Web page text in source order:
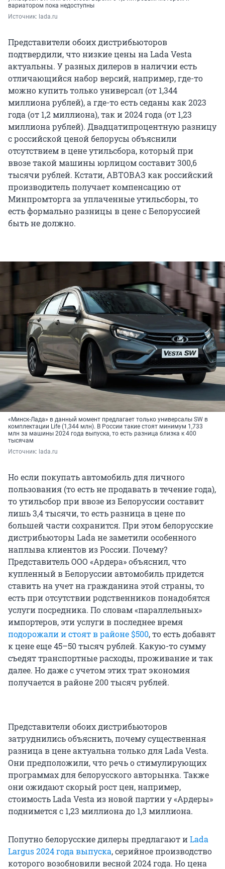
вариатором пока недоступны
Источник: lada.ru
Представители обоих дистрибьюторов
подтвердили, что низкие цены на Lada Vesta
актуальны. У разных дилеров в наличии есть
отличающийся набор версий, например, где-то
можно купить только универсал (от 1,344
миллиона рублей), а где-то есть седаны как 2023
года (от 1,2 миллиона), так и 2024 года (от 1,23
миллиона рублей). Двадцатипроцентную разницу
с российской ценой белорусы объяснили
отсутствием в цене утильсбора, который при
ввозе такой машины юрлицом составит 300,6
тысячи рублей. Кстати, АВТОВАЗ как российский
производитель получает компенсацию от
Минпромторга за уплаченные утильсборы, то
есть формально разницы в цене с Белоруссией
быть не должно.
«Минск-Лада» в данный момент предлагает только универсалы SW в
комплектации Life (1,344 млн). В России такие стоят минимум 1,733
млн за машины 2024 года выпуска, то есть разница близка к 400
тысячам
Источник: lada.ru
Но если покупать автомобиль для личного
пользования (то есть не продавать в течение года),
то утильсбор при ввозе из Белоруссии составит
лишь 3,4 тысячи, то есть разница в цене по
большей части сохранится. При этом белорусские
дистрибьюторы Lada не заметили особенного
наплыва клиентов из России. Почему?
Представитель ООО «Ардера» объяснил, что
купленный в Белоруссии автомобиль придется
ставить на учет на гражданина этой страны, то
есть при отсутствии родственников понадобятся
услуги посредника. По словам «параллельных»
импортеров, эти услуги в последнее время
подорожали и стоят в районе $500, то есть добавят
к цене еще 45–50 тысяч рублей. Какую-то сумму
съедят транспортные расходы, проживание и так
далее. Но даже с учетом этих трат экономия
получается в районе 200 тысяч рублей.
Представители обоих дистрибьюторов
затруднились объяснить, почему существенная
разница в цене актуальна только для Lada Vesta.
Они предположили, что речь о стимулирующих
программах для белорусского авторынка. Также
они ожидают скорый рост цен, например,
стоимость Lada Vesta из новой партии у «Ардеры»
поднимется с 1,23 миллиона до 1,3 миллиона.
Попутно белорусские дилеры предлагают иLada
Largus 2024 года выпуска, серийное производство
которого возобновили весной 2024 года. Но цена